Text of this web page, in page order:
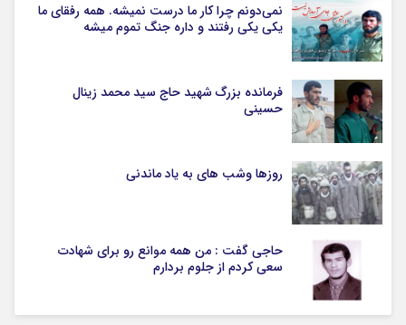
نمی‌دونم چرا کار ما درست نمیشه. همه رفقای ما
یکی یکی رفتند و داره جنگ تموم میشه
فرمانده بزرگ شهید حاج سید محمد زینال
حسینی
روزها وشب های به یاد ماندنی
حاجی گفت : من همه موانع رو برای شهادت
سعی کردم از جلوم بردارم